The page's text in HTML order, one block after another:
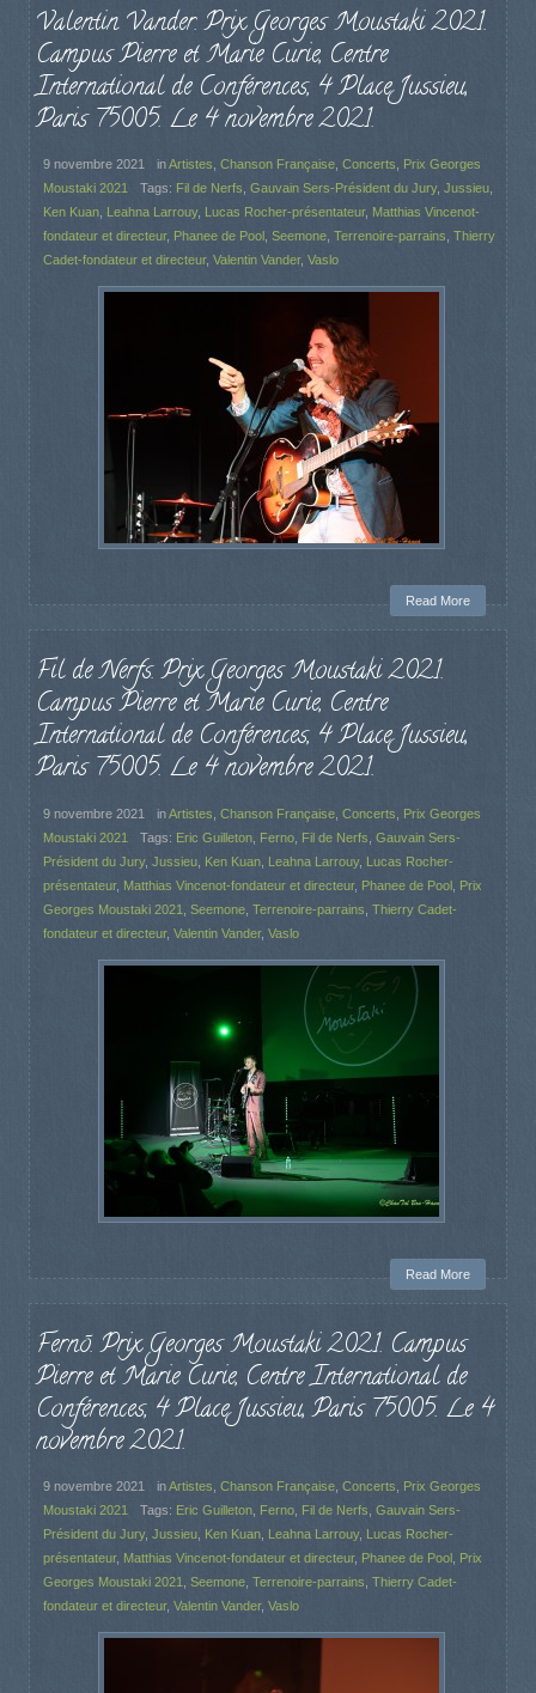
Valentin Vander. Prix Georges Moustaki 2021.
Campus Pierre et Marie Curie, Centre
International de Conférences, 4 Place Jussieu,
Paris 75005. Le 4 novembre 2021.
9 novembre 2021 inArtistes Chanson Française Concerts
Prix Georges
Moustaki 2021
Tags: Fil de Nerfs Gauvain Sers-Président du Jury, Jussieu
Ken Kuan Leahna Larrouy, Lucas Rocher-présentateur, Matthias Vincenot-
fondateur et directeur, Phanee de Pool Seemone Terrenoire-parrains Thierry
Cadet-fondateur et directeur, Valentin Vander, Vaslo
Read More
Fil de Nerfs. Prix Georges Moustaki 2021.
Campus Pierre et Marie Curie, Centre
International de Conférences, 4 Place Jussieu,
Paris 75005. Le 4 novembre 2021.
9 novembre 2021 inArtistes Chanson Française Concerts
Prix Georges
Moustaki 2021
Tags: Eric Guilleton Ferno Fil de Nerfs Gauvain Sers-
Président du Jury, Jussieu Ken Kuan Leahna Larrouy, Lucas Rocher-
présentateur, Matthias Vincenot-fondateur et directeur, Phanee de Pool Prix
Georges Moustaki 2021
Seemone Terrenoire-parrains Thierry Cadet-
fondateur et directeur, Valentin Vander, Vaslo
Read More
Fernõ. Prix Georges Moustaki 2021. Campus
Pierre et Marie Curie, Centre International de
Conférences, 4 Place Jussieu, Paris 75005. Le 4
novembre 2021.
9 novembre 2021 inArtistes Chanson Française Concerts
Prix Georges
Moustaki 2021
Tags: Eric Guilleton Ferno Fil de Nerfs Gauvain Sers-
Président du Jury, Jussieu Ken Kuan Leahna Larrouy, Lucas Rocher-
présentateur, Matthias Vincenot-fondateur et directeur, Phanee de Pool Prix
Georges Moustaki 2021
Seemone Terrenoire-parrains Thierry Cadet-
fondateur et directeur, Valentin Vander, Vaslo